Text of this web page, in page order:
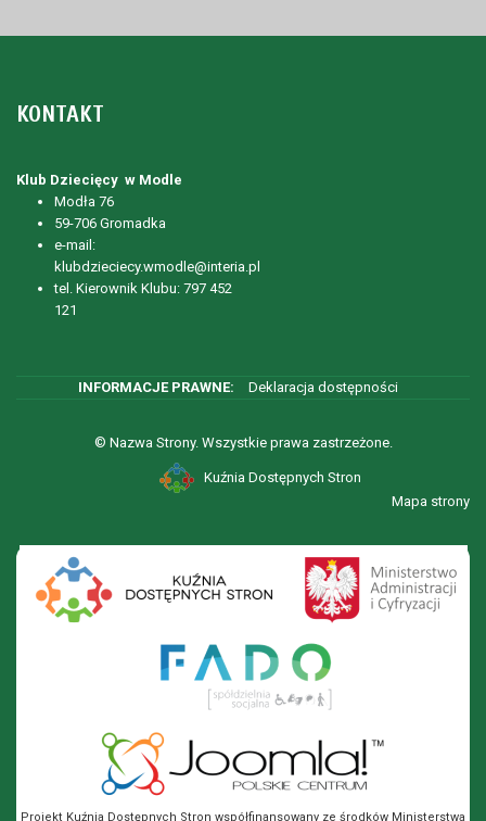
KONTAKT
Klub Dziecięcy w Modle
Modła 76
59-706 Gromadka
e-mail:
klubdzieciecy.wmodle@interia.pl
tel. Kierownik Klubu: 797 452
121
Deklaracja dostępności
© Nazwa Strony. Wszystkie prawa zastrzeżone.
Kuźnia Dostępnych Stron
Mapa strony
Projekt Kuźnia Dostępnych Stron współfinansowany ze środków Ministerstwa